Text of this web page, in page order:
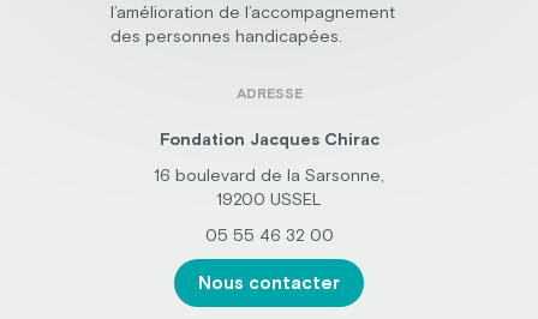
l’amélioration de l’accompagnement
des personnes handicapées.
ADRESSE
Fondation Jacques Chirac
16 boulevard de la Sarsonne,
19200 USSEL
05 55 46 32 00
Nous contacter